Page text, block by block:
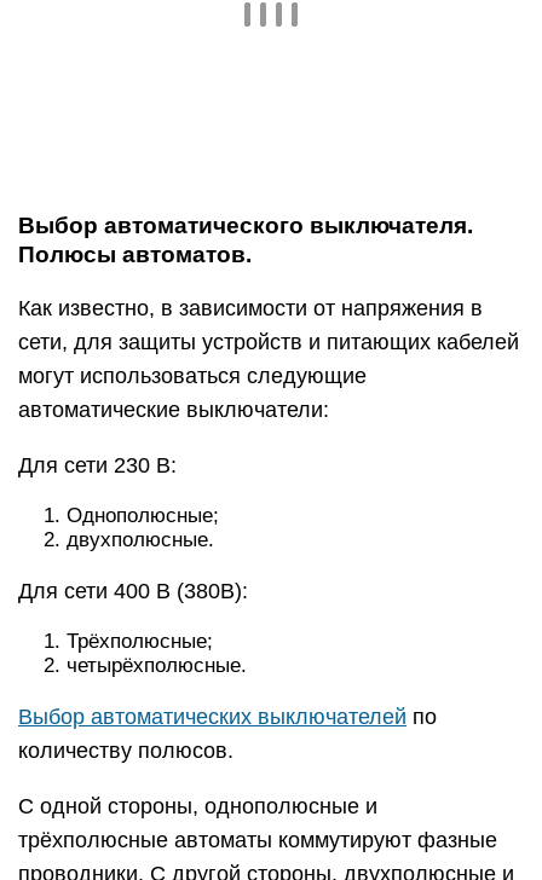
Выбор автоматического выключателя.
Полюсы автоматов.
Как известно, в зависимости от напряжения в
сети, для защиты устройств и питающих кабелей
могут использоваться следующие
автоматические выключатели:
Для сети 230 В:
Однополюсные;
двухполюсные.
Для сети 400 В (380В):
Трёхполюсные;
четырёхполюсные.
Выбор автоматических выключателей по
количеству полюсов.
С одной стороны, однополюсные и
трёхполюсные автоматы коммутируют фазные
проводники. С другой стороны, двухполюсные и